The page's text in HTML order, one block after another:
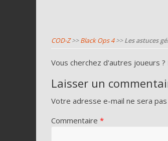
COD-Z>>Black Ops 4>>Les astuces
Vous cherchez d'autres joueurs ?
Laisser un
Votre adresse e-mail ne sera pas
Commentaire *